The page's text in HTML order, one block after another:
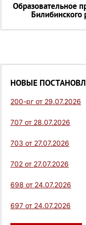
Образовательное
Билибинского
НОВЫЕ
200-рг от 29.07.2026
707 от 28.07.2026
703 от 27.07.2026
702 от 27.07.2026
698 от 24.07.2026
697 от 24.07.2026